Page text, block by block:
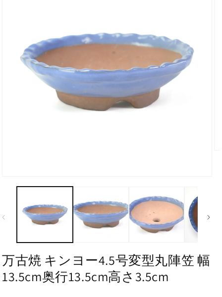
万古焼 キンヨー4.5号変型丸陣笠 幅
13.5cm奥行13.5cm高さ3.5cm